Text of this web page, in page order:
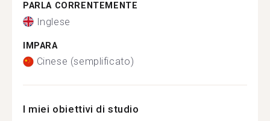
PARLA CORRENTEMENTE
Inglese
IMPARA
Cinese (semplificato)
I miei obiettivi di studio